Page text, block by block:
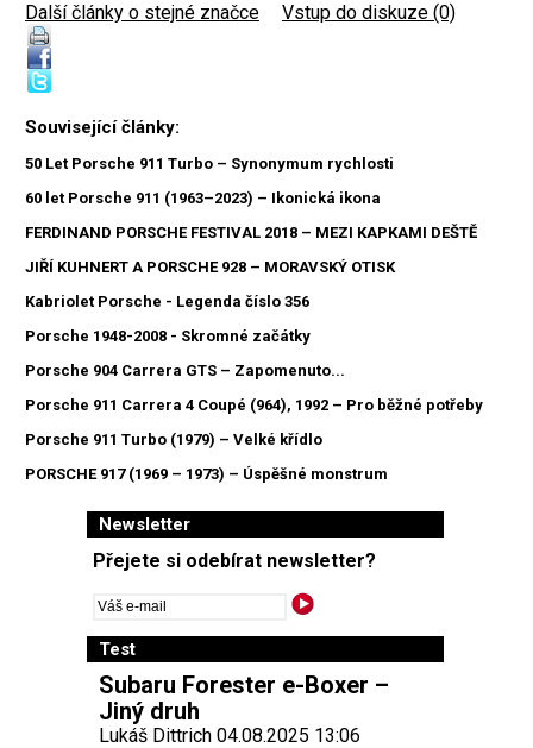
Další články o stejné značce Vstup do diskuze (0)
Související články:
50 Let Porsche 911 Turbo – Synonymum rychlosti
60 let Porsche 911 (1963–2023) – Ikonická ikona
FERDINAND PORSCHE FESTIVAL 2018 – MEZI KAPKAMI DEŠTĚ
JIŘÍ KUHNERT A PORSCHE 928 – MORAVSKÝ OTISK
Kabriolet Porsche - Legenda číslo 356
Porsche 1948-2008 - Skromné začátky
Porsche 904 Carrera GTS – Zapomenuto...
Porsche 911 Carrera 4 Coupé (964), 1992 – Pro běžné potřeby
Porsche 911 Turbo (1979) – Velké křídlo
PORSCHE 917 (1969 – 1973) – Úspěšné monstrum
Newsletter
Přejete si odebírat newsletter?
Test
Subaru Forester e-Boxer –
Jiný druh
Lukáš Dittrich 04.08.2025 13:06